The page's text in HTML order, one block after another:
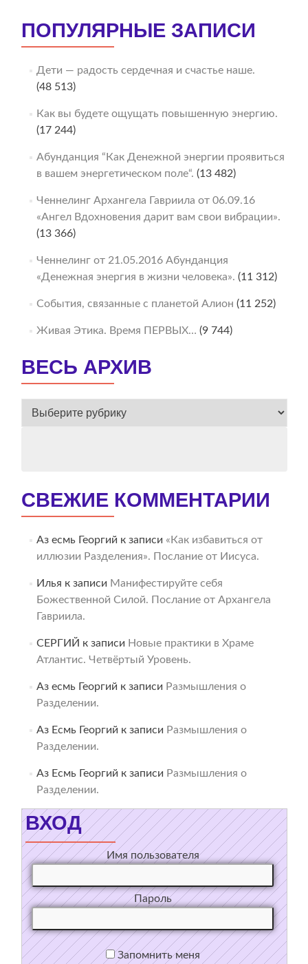
ПОПУЛЯРНЫЕ ЗАПИСИ
Дети — радость сердечная и счастье наше.
(48 513)
Как вы будете ощущать повышенную энергию.
(17 244)
Абунданция “Как Денежной энергии проявиться
в вашем энергетическом поле“. (13 482)
Ченнелинг Архангела Гавриила от 06.09.16
«Ангел Вдохновения дарит вам свои вибрации».
(13 366)
Ченнелинг от 21.05.2016 Абунданция
«Денежная энергия в жизни человека». (11 312)
События, связанные с планетой Алион (11 252)
Живая Этика. Время ПЕРВЫХ… (9 744)
ВЕСЬ АРХИВ
ВЕСЬ
СВЕЖИЕ КОММЕНТАРИИ
Аз есмь Георгий к записи «Как избавиться от
иллюзии Разделения». Послание от Иисуса.
Илья к записи Манифестируйте себя
Божественной Силой. Послание от Архангела
Гавриила.
СЕРГИЙ к записи Новые практики в Храме
Атлантис. Четвёртый Уровень.
Аз есмь Георгий к записи Размышления о
Разделении.
Аз Есмь Георгий к записи Размышления о
Разделении.
Аз Есмь Георгий к записи Размышления о
Разделении.
ВХОД
Имя пользователя
Пароль
Запомнить меня